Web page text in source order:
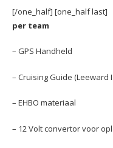
[/one_half] [one_half last]
per team
– GPS Handheld
– Cruising Guide (Leeward
– EHBO materiaal
– 12 Volt convertor voor